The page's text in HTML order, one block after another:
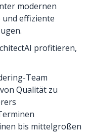
modernen
und effiziente
profitieren,
Team
Qualität zu
bis mittelgroßen